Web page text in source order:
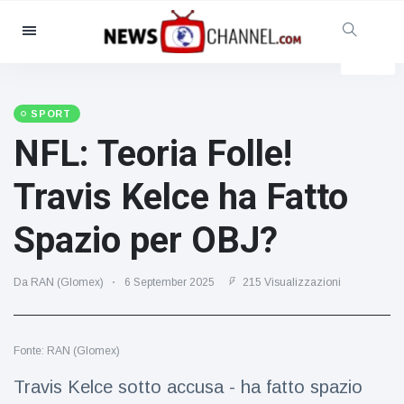
Categorie
Sociale e divertimento
Cinema e TV
(81)
Celebrità
(13938)
Moda e bellezza
(122)
Auto e motore
Cibo e bevande
Stile di vita
Salute e fitness
(73)
SPORT
NFL: Teoria Folle!
Travis Kelce ha Fatto
Spazio per OBJ?
Da RAN (Glomex) 6 September 2025 215 Visualizzazioni
Fonte: RAN (Glomex)
Travis Kelce sotto accusa - ha fatto spazio